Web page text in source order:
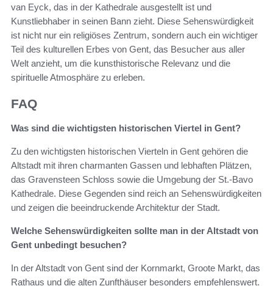
van Eyck, das in der Kathedrale ausgestellt ist und
Kunstliebhaber in seinen Bann zieht. Diese Sehenswürdigkeit
ist nicht nur ein religiöses Zentrum, sondern auch ein wichtiger
Teil des kulturellen Erbes von Gent, das Besucher aus aller
Welt anzieht, um die kunsthistorische Relevanz und die
spirituelle Atmosphäre zu erleben.
FAQ
Was sind die wichtigsten historischen Viertel in Gent?
Zu den wichtigsten historischen Vierteln in Gent gehören die
Altstadt mit ihren charmanten Gassen und lebhaften Plätzen,
das Gravensteen Schloss sowie die Umgebung der St.-Bavo
Kathedrale. Diese Gegenden sind reich an Sehenswürdigkeiten
und zeigen die beeindruckende Architektur der Stadt.
Welche Sehenswürdigkeiten sollte man in der Altstadt von
Gent unbedingt besuchen?
In der Altstadt von Gent sind der Kornmarkt, Groote Markt, das
Rathaus und die alten Zunfthäuser besonders empfehlenswert.